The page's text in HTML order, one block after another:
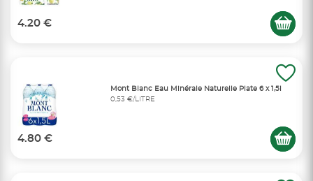
4.20 €
Mont Blanc Eau Minérale Naturelle Plate 6 x 1,5l
0,53 €/LITRE
4.80 €